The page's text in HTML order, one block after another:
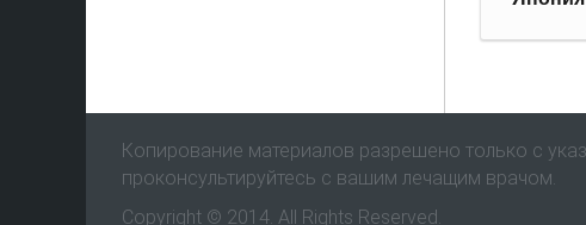
Копирование материалов разрешено только с
проконсультируйтесь с вашим лечащим врачом.
Copyright © 2014. All Rights Reserved.